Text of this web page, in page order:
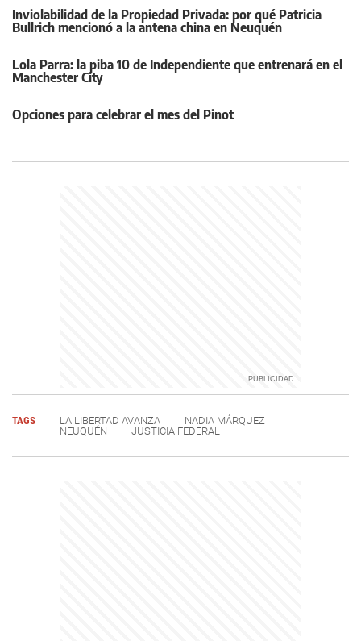
Inviolabilidad de la Propiedad Privada: por qué Patricia
Bullrich mencionó a la antena china en Neuquén
Lola Parra: la piba 10 de Independiente que entrenará en el
Manchester City
Opciones para celebrar el mes del Pinot
TAGS LA LIBERTAD AVANZA
NADIA MÁRQUEZ
NEUQUÉN
JUSTICIA FEDERAL